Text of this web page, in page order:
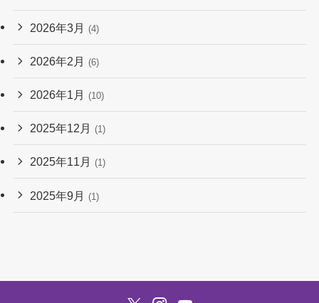
2026年3月 (4)
2026年2月 (6)
2026年1月 (10)
2025年12月 (1)
2025年11月 (1)
2025年9月 (1)